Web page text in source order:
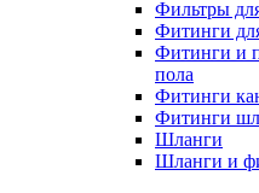
Фильтры
Фитинги
Фитинги и
пола
Фитинги
Фитинги
Шланги
Шланги и